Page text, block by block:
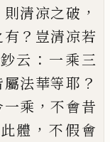
則清凉之破 ，
有 ？ 豈清凉若
云 ： 一乘三
屬法華等耶 ？
一乘 ，不會昔
體 ， 不假會